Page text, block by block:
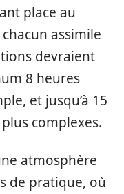
place au
assimile
devraient
8 heures
et jusqu’à 15
complexes.
atmosphère
de pratique, où